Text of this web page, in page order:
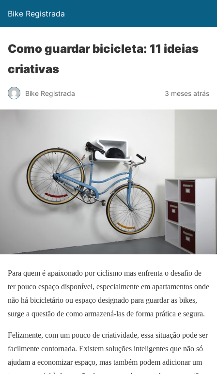
Bike Registrada
Como guardar bicicleta: 11 ideias
criativas
Bike Registrada 3 meses atrás
Para quem é apaixonado por ciclismo mas enfrenta o desafio de
ter pouco espaço disponível, especialmente em apartamentos onde
não há bicicletário ou espaço designado para guardar as bikes,
surge a questão de como armazená-las de forma prática e segura.
Felizmente, com um pouco de criatividade, essa situação pode ser
facilmente contornada. Existem soluções inteligentes que não só
ajudam a economizar espaço, mas também podem adicionar um